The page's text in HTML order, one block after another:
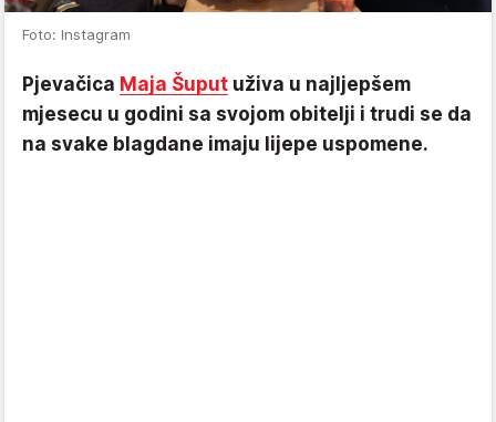
Foto: Instagram
Pjevačica Maja Šuput uživa u najljepšem
mjesecu u godini sa svojom obitelji i trudi se da
na svake blagdane imaju lijepe uspomene.